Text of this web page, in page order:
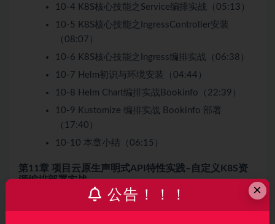
10-4 K8S核心技能之Service编排实战（05:13）
10-5 K8S核心技能之IngressController安装
（08:07）
10-6 K8S核心技能之Ingress编排实战（06:38）
10-7 Helm初识与环境安装（04:44）
10-8 Helm Chart编排实战Bookinfo（22:39）
10-9 Kustomize 编排实战 Bookinfo 部署
（17:40）
10-10 本章小结（06:15）
第11章 项目云原生声明式API特性实践–自定义K8S资
源编排部署实战
总时长：111分钟
×
公告！！！